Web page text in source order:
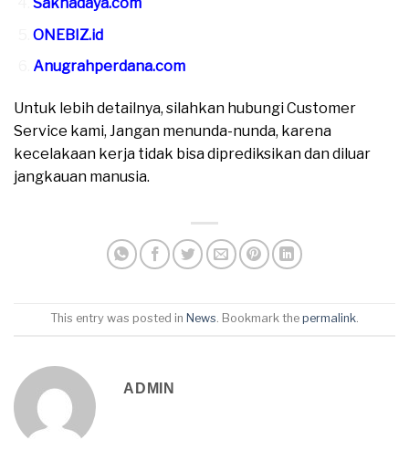
ONEBIZ.id
Anugrahperdana.com
Untuk lebih detailnya, silahkan hubungi Customer
Service kami, Jangan menunda-nunda, karena
kecelakaan kerja tidak bisa diprediksikan dan diluar
jangkauan manusia.
This entry was posted in News. Bookmark the permalink.
ADMIN